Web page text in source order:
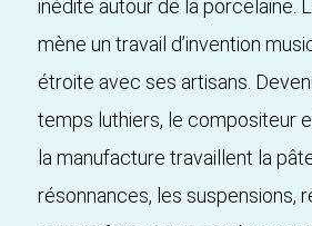
inédite autour de la porcelaine.
mène un travail d’invention
étroite avec ses artisans.
temps luthiers, le compositeur
la manufacture travaillent la
résonnances, les suspensions,